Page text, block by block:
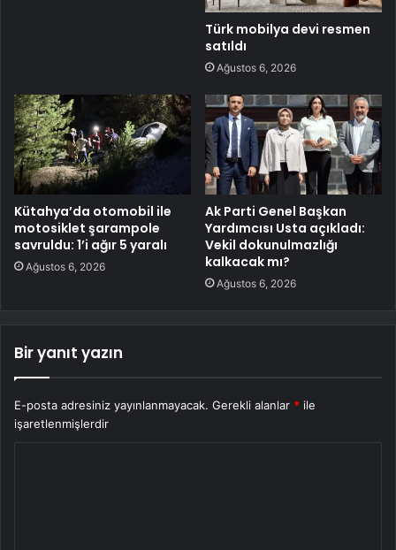
Türk mobilya devi resmen
satıldı
Ağustos 6, 2026
Kütahya’da otomobil ile
motosiklet şarampole
savruldu: 1’i ağır 5 yaralı
Ağustos 6, 2026
Ak Parti Genel Başkan
Yardımcısı Usta açıkladı:
Vekil dokunulmazlığı
kalkacak mı?
Ağustos 6, 2026
Bir yanıt yazın
E-posta adresiniz yayınlanmayacak. Gerekli alanlar * ile
işaretlenmişlerdir